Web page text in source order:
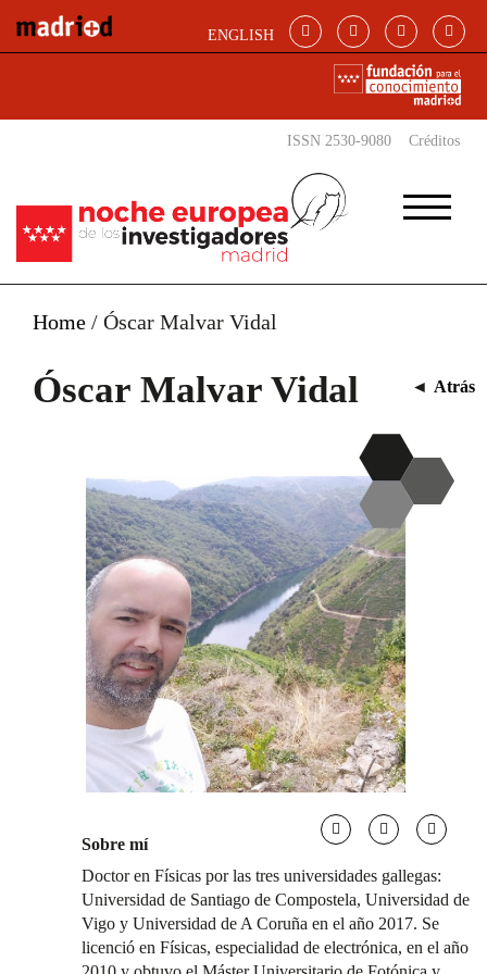
ENGLISH
ISSN 2530-9080 Créditos
Home / Óscar Malvar Vidal
Óscar Malvar Vidal ◄ Atrás
Sobre mí
Doctor en Físicas por las tres universidades gallegas:
Universidad de Santiago de Compostela, Universidad de
Vigo y Universidad de A Coruña en el año 2017. Se
licenció en Físicas, especialidad de electrónica, en el año